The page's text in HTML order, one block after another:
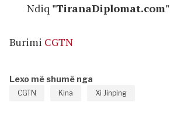
Ndiq "TiranaDiplomat.com"
Burimi CGTN
Lexo më shumë nga
CGTN Kina Xi Jinping